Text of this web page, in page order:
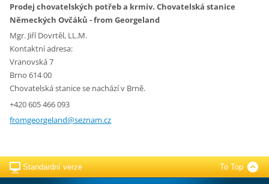
Prodej chovatelských potřeb a krmiv. Chovatelská stanice
Německých Ovčáků - from Georgeland
Mgr. Jiří Dovrtěl, LL.M.
Kontaktní adresa:
Vranovská 7
Brno 614 00
Chovatelská stanice se nachází v Brně.
+420 605 466 093
fromgeorgeland@seznam.cz
Standardní verze To Top